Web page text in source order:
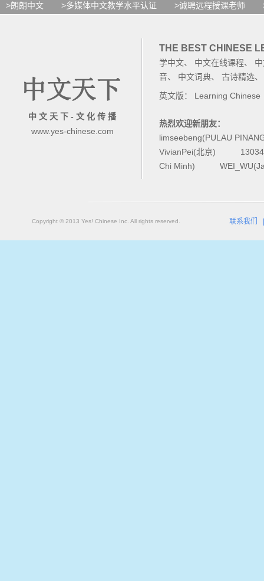
>朗朗中文 >多媒体中文教学水平认证 >诚聘远程授课老师
中 文 天 下 - 文 化 传 播
www.yes-chinese.com
THE BEST CHINESE
学中文、 中文在线课程、
音、 中文词典、 古诗精选
英文版： Learning Chinese
热烈欢迎新朋友：
limseebeng(PULAU
VivianPei(北京)
Chi Minh)
Copyright © 2013 Yes! Chinese Inc. All rights reserved. 联系我们